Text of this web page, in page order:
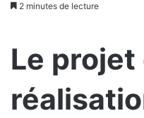
2 minutes de lecture
Le projet